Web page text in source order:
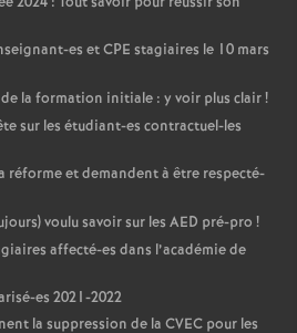
es etCPE stagiaires le 10 mars
la formation initiale : y voir plus clair!
sur les étudiant-es contractuel-les
réforme et demandent à être respecté-
voulu savoir sur les AED pré-pro !
affecté-es dans l’académie de
es 2021-2022
la suppression de la CVEC pour les